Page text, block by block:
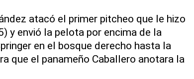
atacó el primer pitcheo que le hizo
y envió la pelota por encima de la
en el bosque derecho hasta la
que el panameño Caballero anotara la